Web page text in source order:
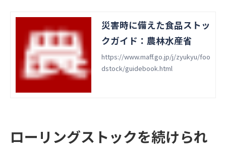
災害時に備えた食品ストッ
クガイド：農林水産省
https://www.maff.go.jp/j/zyukyu/foo
dstock/guidebook.html
ローリングストックを続けられ